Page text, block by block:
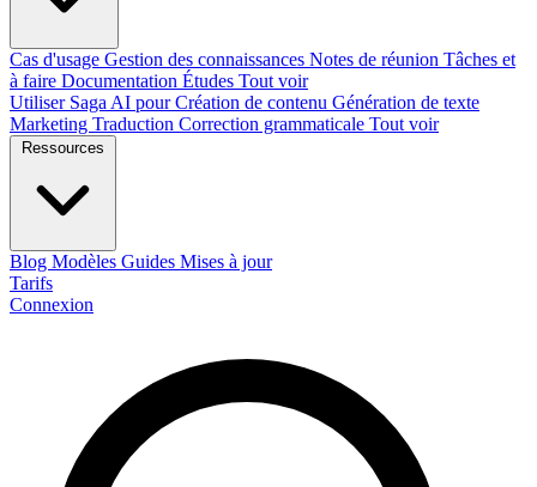
Cas d'usage Gestion des connaissances Notes de réunion Tâches et
à faire Documentation Études Tout voir
Utiliser Saga AI pourCréation de contenu Génération de texte
Marketing Traduction Correction grammaticale Tout voir
Blog Modèles Guides Mises à jour
Tarifs
Connexion